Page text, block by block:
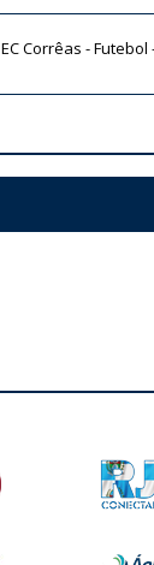
EC Corrêas - Futebol